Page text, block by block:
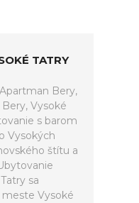
TATRY
Bery,
Vysoké
s barom
Vysokých
štítu a
sa
Vysoké